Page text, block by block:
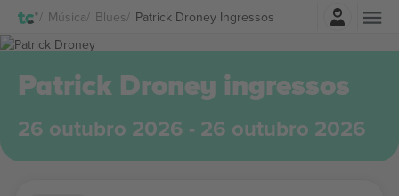
Música Blues Patrick Droney Ingressos
Entrar
Patrick Droney ingressos
26 outubro 2026 - 26 outubro 2026